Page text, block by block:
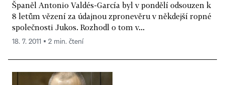
Španěl Antonio Valdés-García byl v pondělí odsouzen k
8 letům vězení za údajnou zpronevěru v někdejší ropné
společnosti Jukos. Rozhodl o tom v...
18. 7. 2011 ▪ 2 min. čtení